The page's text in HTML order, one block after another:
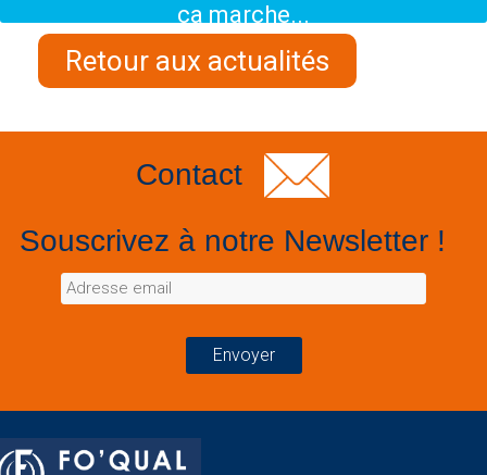
ça marche...
Retour aux actualités
Contact
Souscrivez à notre Newsletter !